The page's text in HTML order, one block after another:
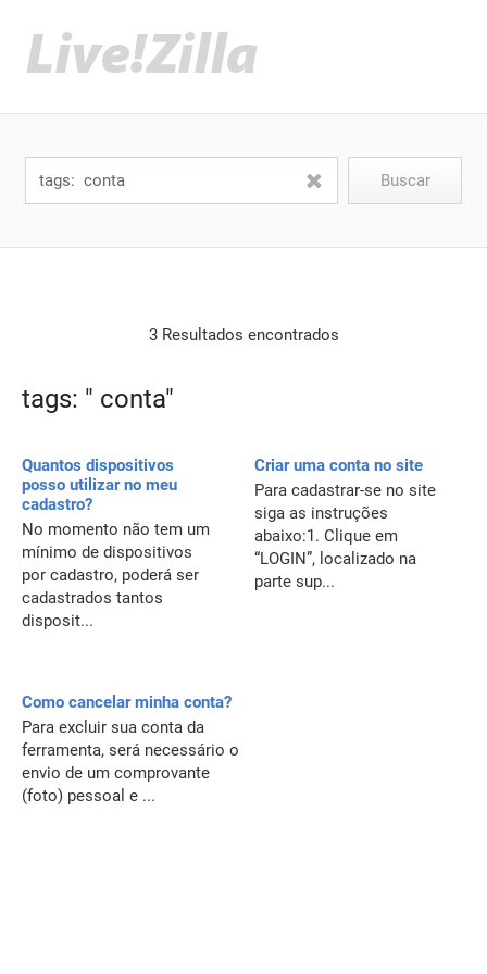
3 Resultados encontrados
tags: " conta"
Quantos dispositivos
posso utilizar no meu
cadastro?
No momento não tem um
mínimo de dispositivos
por cadastro, poderá ser
cadastrados tantos
disposit...
Criar uma conta no site
Para cadastrar-se no site
siga as instruções
abaixo:1. Clique em
“LOGIN”, localizado na
parte sup...
Como cancelar minha conta?
Para excluir sua conta da
ferramenta, será necessário o
envio de um comprovante
(foto) pessoal e ...